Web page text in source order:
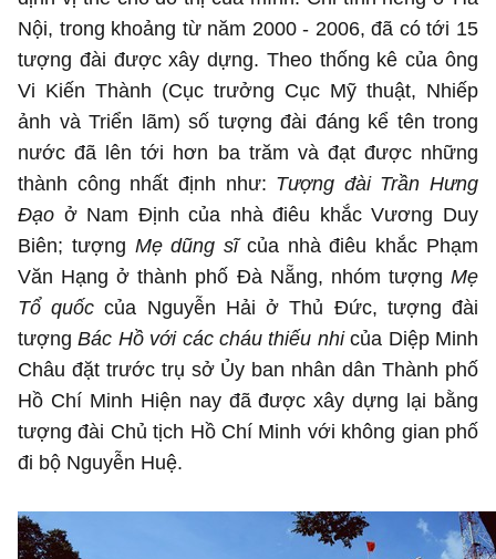
Nội, trong khoảng từ năm 2000 - 2006, đã có tới 15
tượng đài được xây dựng. Theo thống kê của ông
Vi Kiến Thành (Cục trưởng Cục Mỹ thuật, Nhiếp
ảnh và Triển lãm) số tượng đài đáng kể tên trong
nước đã lên tới hơn ba trăm và đạt được những
thành công nhất định như: Tượng đài Trần Hưng
Đạo ở Nam Định của nhà điêu khắc Vương Duy
Biên; tượng Mẹ dũng sĩcủa nhà điêu khắc Phạm
Văn Hạng ở thành phố Đà Nẵng, nhóm tượngMẹ
Tổ quốc của Nguyễn Hải ở Thủ Đức, tượng đài
tượngBác Hồ với các cháu thiếu nhicủa Diệp Minh
Châu đặt trước trụ sở Ủy ban nhân dân Thành phố
Hồ Chí Minh Hiện nay đã được xây dựng lại bằng
tượng đài Chủ tịch Hồ Chí Minh với không gian phố
đi bộ Nguyễn Huệ.